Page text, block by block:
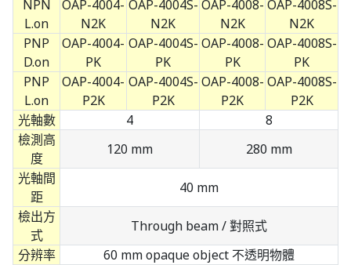
NPN
L.on
OAP-4004-
N2K
OAP-4004S-
N2K
OAP-4008-
N2K
OAP-4008S-
N2K
PNP
D.on
OAP-4004-
PK
OAP-4004S-
PK
OAP-4008-
PK
OAP-4008S-
PK
PNP
L.on
OAP-4004-
P2K
OAP-4004S-
P2K
OAP-4008-
P2K
OAP-4008S-
P2K
光軸數
4
8
檢測高
度
120 mm
280 mm
光軸間
距
40 mm
檢出方
式
Through beam / 對照式
分辨率
60 mm opaque object 不透明物體